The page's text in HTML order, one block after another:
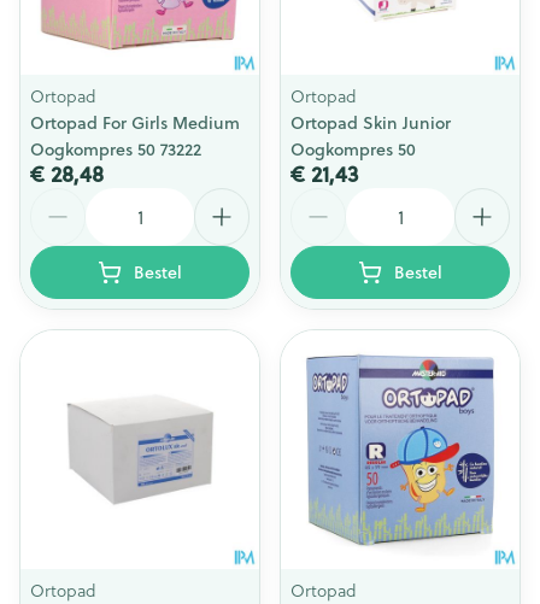
Ortopad
Ortopad For Girls Medium
Oogkompres 50 73222
€ 28,48
Bestel
Ortopad
Ortopad Skin Junior
Oogkompres 50
€ 21,43
Bestel
Ortopad
Ortopad